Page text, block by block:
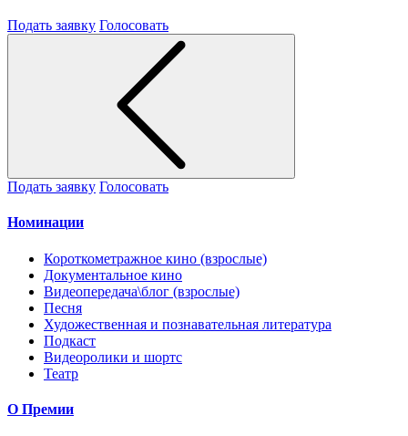
Подать заявку Голосовать
Подать заявку Голосовать
Номинации
Короткометражное кино (взрослые)
Документальное кино
Видеопередача\блог (взрослые)
Песня
Художественная и познавательная литература
Подкаст
Видеоролики и шортс
Театр
О Премии